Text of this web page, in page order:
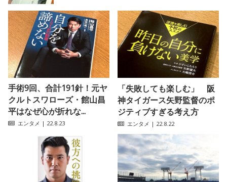
手術9回、合計191針！元ヤ
クルトスワローズ・館山昌
平はなぜ心が折れな...
エンタメ | 22.8.23
「失敗しても楽しむ」 阪
神タイガース矢野監督のポ
ジティブすぎる考え方
エンタメ | 22.8.22